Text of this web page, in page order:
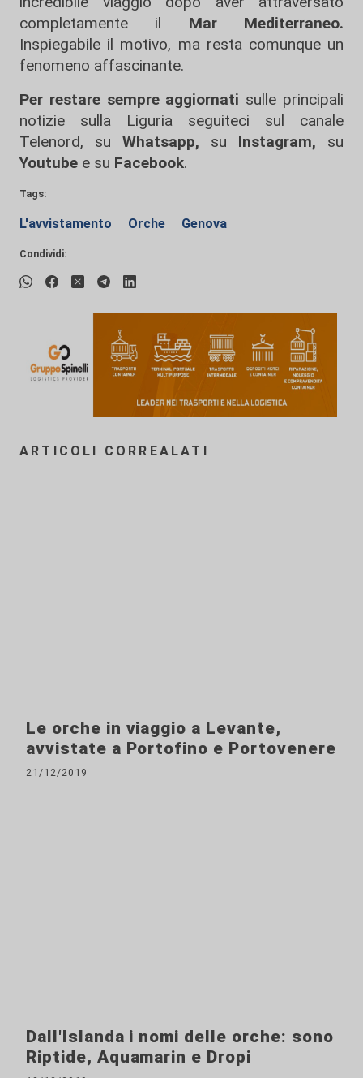
completamente il Mar Mediterraneo.
Inspiegabile il motivo, ma resta comunque un
fenomeno affascinante.
Per restare sempre aggiornati sulle principali
notizie sulla Liguria seguiteci sul canale
Telenord, su
Whatsapp, su Instagram, su
Youtube e su Facebook.
Tags:
L'avvistamento Orche Genova
Condividi:
ARTICOLI CORREALATI
Le orche in viaggio a Levante,
avvistate a Portofino e Portovenere
21/12/2019
Dall'Islanda i nomi delle orche: sono
Riptide, Aquamarin e Dropi